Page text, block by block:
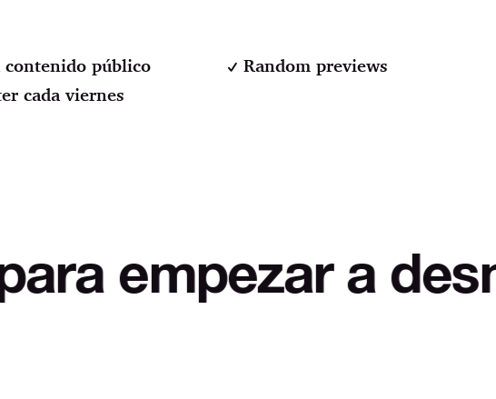
contenido público
cada viernes
Random previews
a